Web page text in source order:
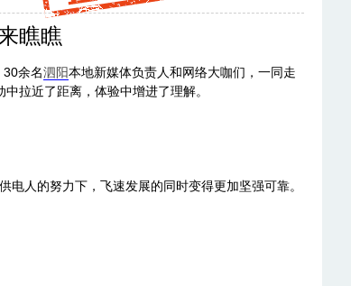
瞧瞧
30余名泗阳本地新媒体负责人和网络大咖们，一同走
拉近了距离，体验中增进了理解。
人的努力下，飞速发展的同时变得更加坚强可靠。